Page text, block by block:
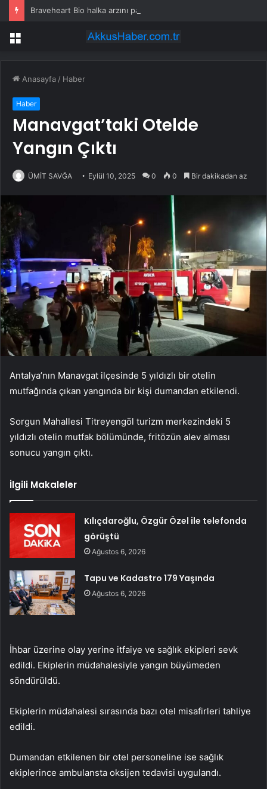
Menü
Anasayfa / Haber
Haber
Manavgat’taki Otelde
Yangın Çıktı
ÜMİT SAVĞA Eylül 10, 2025 0 0 Bir dakikadan az
Antalya’nın Manavgat ilçesinde 5 yıldızlı bir otelin
mutfağında çıkan yangında bir kişi dumandan etkilendi.
Sorgun Mahallesi Titreyengöl turizm merkezindeki 5
yıldızlı otelin mutfak bölümünde, fritözün alev alması
sonucu yangın çıktı.
İlgili Makaleler
Kılıçdaroğlu, Özgür Özel ile telefonda
görüştü
Ağustos 6, 2026
Tapu ve Kadastro 179 Yaşında
Ağustos 6, 2026
İhbar üzerine olay yerine itfaiye ve sağlık ekipleri sevk
edildi. Ekiplerin müdahalesiyle yangın büyümeden
söndürüldü.
Ekiplerin müdahalesi sırasında bazı otel misafirleri tahliye
edildi.
Dumandan etkilenen bir otel personeline ise sağlık
ekiplerince ambulansta oksijen tedavisi uygulandı.